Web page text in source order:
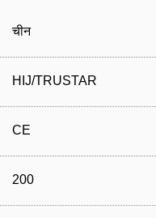
चीन
HIJ/TRUSTAR
CE
200